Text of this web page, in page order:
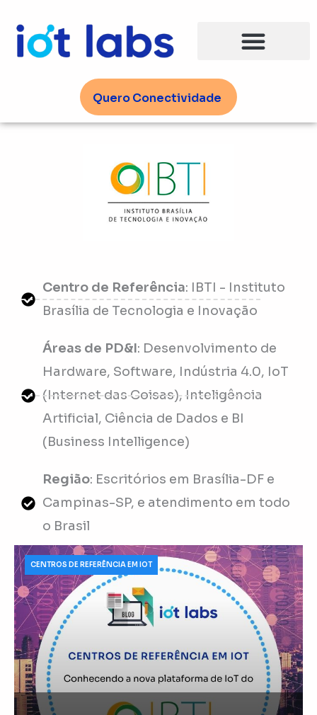
para
Quero Conectividade
CENTROS DE REFERÊNCIA EM IOT
Centro de Referência: IBTI - Instituto
Brasília de Tecnologia e Inovação
Áreas de PD&I: Desenvolvimento de
Hardware, Software, Indústria 4.0, IoT
(Internet das Coisas), Inteligência
Artificial, Ciência de Dados e BI
(Business Intelligence)
Região: Escritórios em Brasília-DF e
Campinas-SP, e atendimento em todo
o Brasil